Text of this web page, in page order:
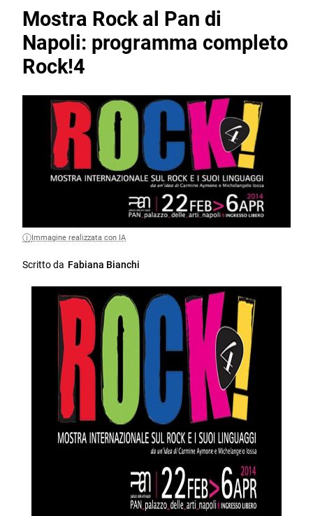
Mostra Rock al Pan di
Napoli: programma completo
Rock!4
Immagine realizzata con IA
Scritto da Fabiana Bianchi